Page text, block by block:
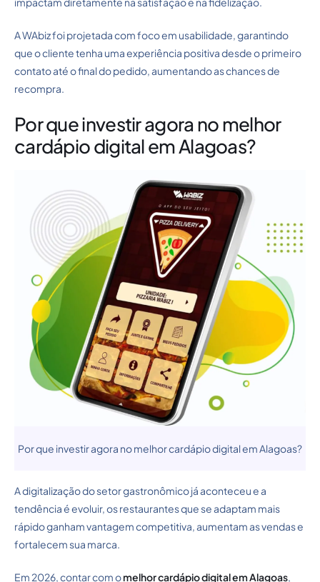
A WAbiz foi projetada com foco em usabilidade, garantindo
que o cliente tenha uma experiência positiva desde o primeiro
contato até o final do pedido, aumentando as chances de
recompra.
Por que investir agora no melhor
cardápio digital em Alagoas?
Por que investir agora no melhor cardápio digital em Alagoas?
A digitalização do setor gastronômico já aconteceu e a
tendência é evoluir, os restaurantes que se adaptam mais
rápido ganham vantagem competitiva, aumentam as vendas e
fortalecem sua marca.
Em 2026, contar com omelhor cardápio digital em Alagoas,